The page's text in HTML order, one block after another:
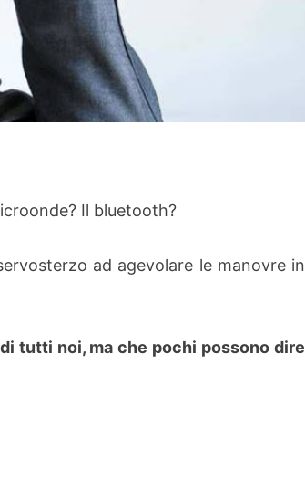
Il bluetooth?
ad agevolare le manovre in
tutti noi, ma che pochi possono dire